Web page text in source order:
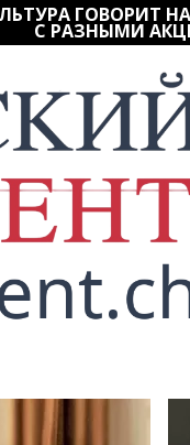
ГОВОРИТ
С РАЗНЫМИ